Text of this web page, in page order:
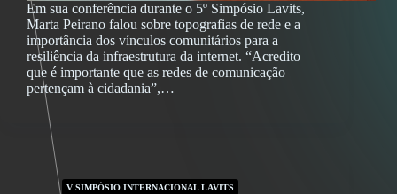
Em sua conferência durante o 5º Simpósio Lavits,
Marta Peirano falou sobre topografias de rede e a
importância dos vínculos comunitários para a
resiliência da infraestrutura da internet. “Acredito
que é importante que as redes de comunicação
pertençam à cidadania”,…
V SIMPÓSIO INTERNACIONAL LAVITS